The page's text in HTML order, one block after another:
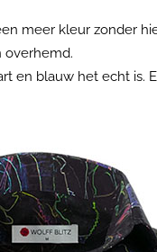
meer kleur zonder
overhemd.
en blauw het echt is.